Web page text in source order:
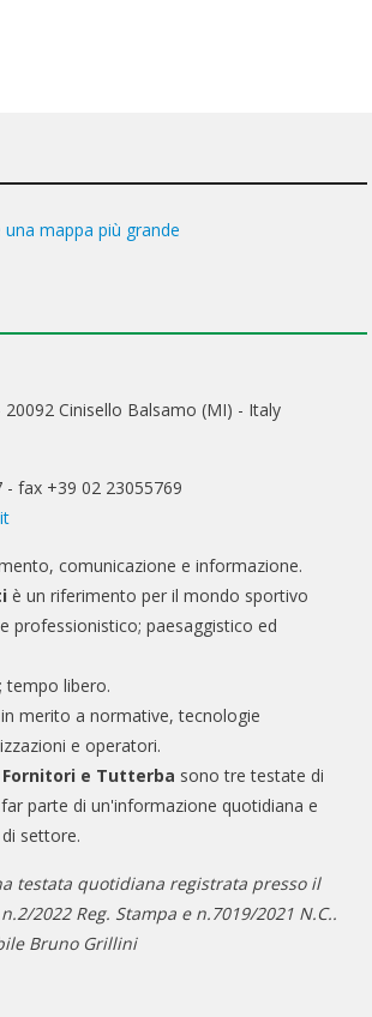
20092 Cinisello Balsamo (MI) - Italy
- fax +39 02 23055769
comunicazione e informazione.
è un riferimento per il mondo sportivo
professionistico; paesaggistico ed
tempo libero.
merito a normative, tecnologie
e operatori.
e Tutterba sono tre testate di
parte di un'informazione quotidiana e
settore.
testata quotidiana registrata presso il
2022 Reg. Stampa e n.7019/2021 N.C..
Bruno Grillini